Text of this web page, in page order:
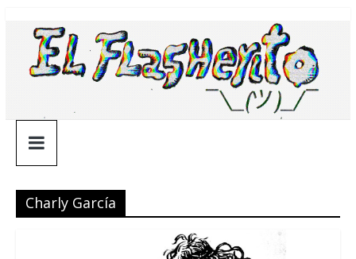
contenido
¯\_(ツ)_/
¯
Charly García